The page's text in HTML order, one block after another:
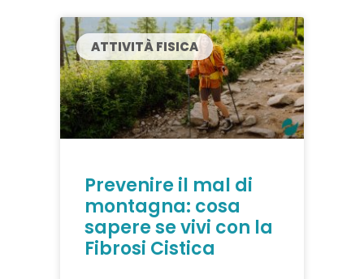
ATTIVITÀ FISICA
Prevenire il mal di
montagna: cosa
sapere se vivi con la
Fibrosi Cistica